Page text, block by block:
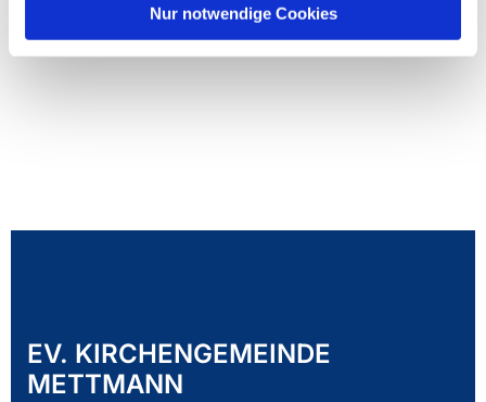
Nur notwendige Cookies
EV. KIRCHENGEMEINDE
METTMANN